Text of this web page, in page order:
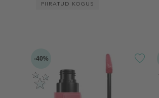
PIIRATUD KOGUS
-40%